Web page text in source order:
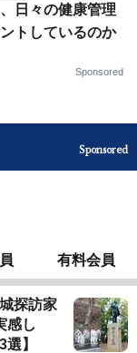
日々の健康管理
トしているのか
Sponsored
Sponsored
有料会員
探訪家
感し
】